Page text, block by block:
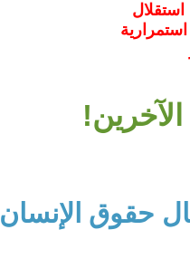
استقلال
حقوق الإنسان